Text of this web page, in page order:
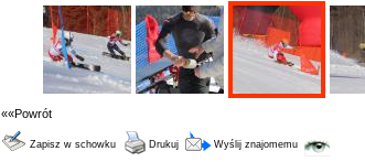
««Powrót
Zapisz w schowku Drukuj Wyślij znajomemu